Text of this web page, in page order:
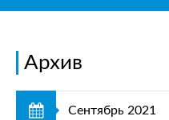
Архив
Сентябрь 2021